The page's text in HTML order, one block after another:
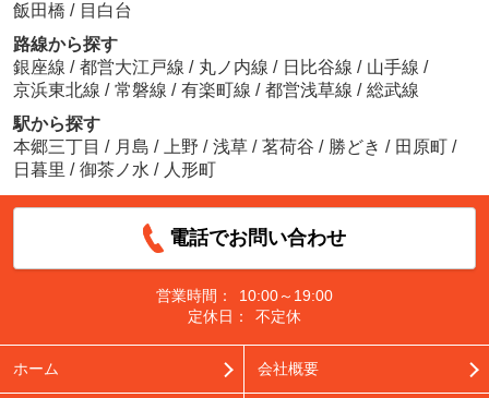
飯田橋 / 目白台
路線から探す
銀座線 / 都営大江戸線 / 丸ノ内線 / 日比谷線 / 山手線 /
京浜東北線 / 常磐線 / 有楽町線 / 都営浅草線 / 総武線
駅から探す
本郷三丁目 / 月島 / 上野 / 浅草 / 茗荷谷 / 勝どき / 田原町 /
日暮里 / 御茶ノ水 / 人形町
電話でお問い合わせ
営業時間：
10:00～19:00
定休日：
不定休
ホーム 会社概要